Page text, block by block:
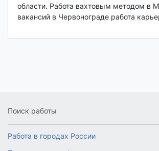
области. Работа вахтовым методом в
вакансий в Червонограде работа
Поиск работы
Работа в городах России